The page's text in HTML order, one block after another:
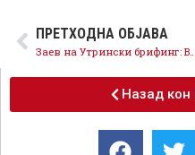
ПРЕТХОДНА ОБЈАВА
Назад кон